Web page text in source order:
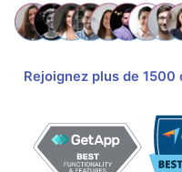
Rejoignez plus de